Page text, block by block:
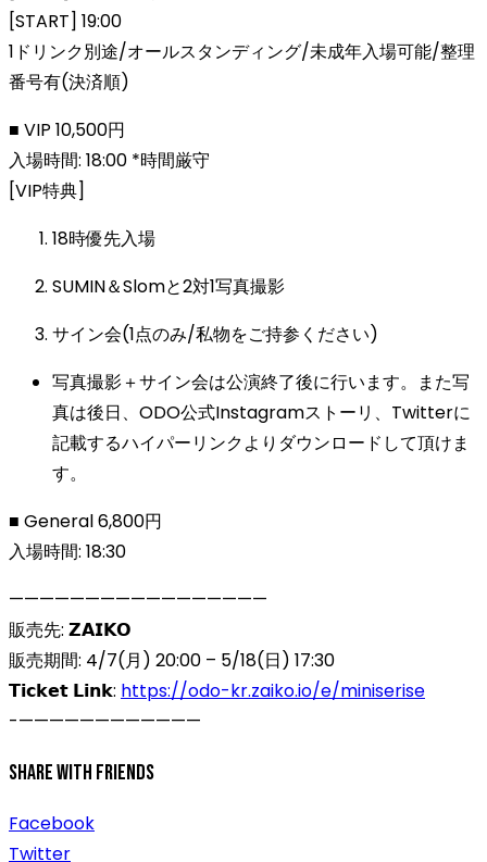
[START] 19:00
1ドリンク別途/オールスタンディング/未成年入場可能/整理
番号有(決済順)
■ VIP 10,500円
入場時間: 18:00 *時間厳守
[VIP特典]
18時優先入場
SUMIN＆Slomと2対1写真撮影
サイン会(1点のみ/私物をご持参ください)
写真撮影＋サイン会は公演終了後に行います。また写
真は後日、ODO公式Instagramストーリ、Twitterに
記載するハイパーリンクよりダウンロードして頂けま
す。
■ General 6,800円
入場時間: 18:30
—————————————————
販売先: 𝗭𝗔𝗜𝗞𝗢
販売期間: 4/7(月) 20:00 – 5/18(日) 17:30
𝗧𝗶𝗰𝗸𝗲𝘁 𝗟𝗶𝗻𝗸: https://odo-kr.zaiko.io/e/miniserise
-————————————
Share With Friends
Facebook
Twitter